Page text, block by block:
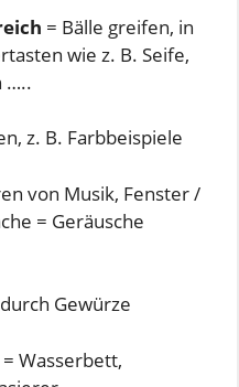
= Bälle greifen, in
wie z. B. Seife,
…..
z. B. Farbbeispiele
von Musik, Fenster /
= Geräusche
Gewürze
= Wasserbett,